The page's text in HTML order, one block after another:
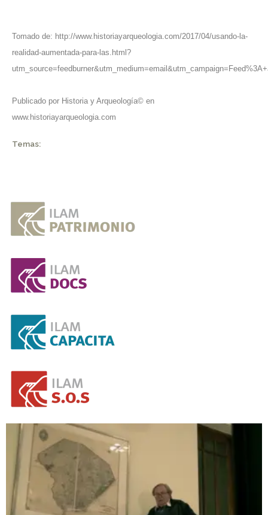
Tomado de: http://www.historiayarqueologia.com/2017/04/usando-la-
realidad-aumentada-para-las.html?
Publicado por Historia y Arqueología© en
www.historiayarqueologia.com
Temas: